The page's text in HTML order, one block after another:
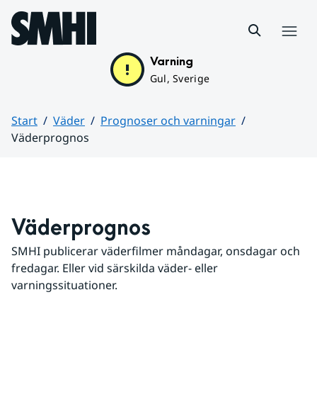
Hoppa till sidans innehåll
Varning
Gul, Sverige
Start Väder
Prognoser och varningar
Väderprognos
Väderprognos
SMHI publicerar väderfilmer måndagar, onsdagar och
fredagar. Eller vid särskilda väder- eller
varningssituationer.